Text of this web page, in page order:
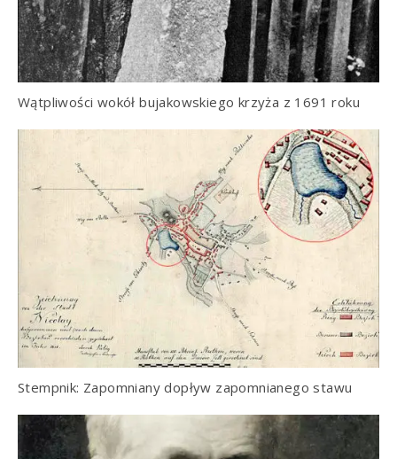
Wątpliwości wokół bujakowskiego krzyża z 1691 roku
Stempnik: Zapomniany dopływ zapomnianego stawu